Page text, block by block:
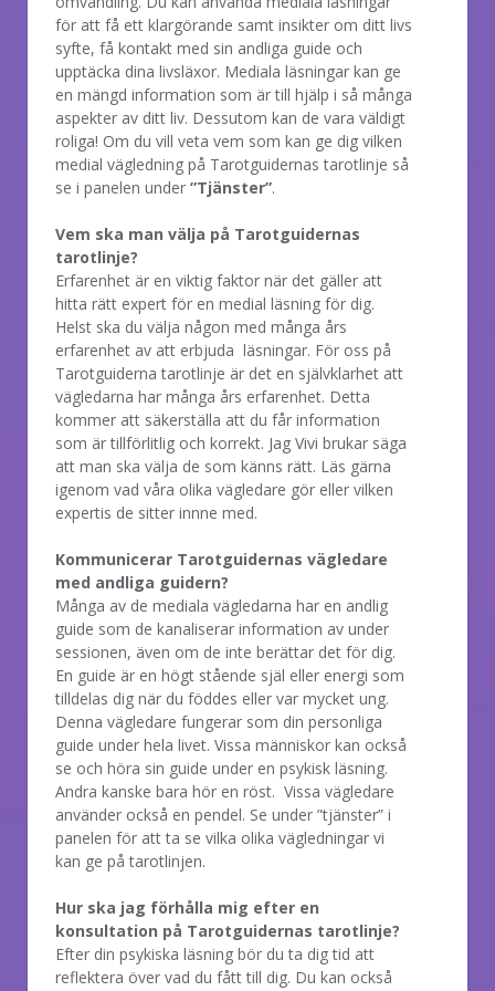
för att få ett klargörande samt insikter om ditt livs
syfte, få kontakt med sin andliga guide och
upptäcka dina livsläxor. Mediala läsningar kan ge
en mängd information som är till hjälp i så många
aspekter av ditt liv. Dessutom kan de vara väldigt
roliga! Om du vill veta vem som kan ge dig vilken
medial vägledning på Tarotguidernas tarotlinje så
se i panelen under ”Tjänster”.
Vem ska man välja på Tarotguidernas
tarotlinje?
Erfarenhet är en viktig faktor när det gäller att
hitta rätt expert för en medial läsning för dig.
Helst ska du välja någon med många års
erfarenhet av att erbjuda läsningar. För oss på
Tarotguiderna tarotlinje är det en självklarhet att
vägledarna har många års erfarenhet. Detta
kommer att säkerställa att du får information
som är tillförlitlig och korrekt. Jag Vivi brukar säga
att man ska välja de som känns rätt. Läs gärna
igenom vad våra olika vägledare gör eller vilken
expertis de sitter innne med.
Kommunicerar Tarotguidernas vägledare
med andliga guidern?
Många av de mediala vägledarna har en andlig
guide som de kanaliserar information av under
sessionen, även om de inte berättar det för dig.
En guide är en högt stående själ eller energi som
tilldelas dig när du föddes eller var mycket ung.
Denna vägledare fungerar som din personliga
guide under hela livet. Vissa människor kan också
se och höra sin guide under en psykisk läsning.
Andra kanske bara hör en röst. Vissa vägledare
använder också en pendel. Se under ”tjänster” i
panelen för att ta se vilka olika vägledningar vi
kan ge på tarotlinjen.
Hur ska jag förhålla mig efter en
konsultation på Tarotguidernas tarotlinje?
Efter din psykiska läsning bör du ta dig tid att
reflektera över vad du fått till dig. Du kan också